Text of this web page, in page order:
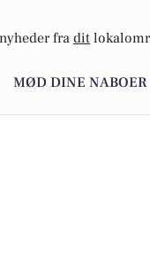
fra dit
MØD DINE NABOER